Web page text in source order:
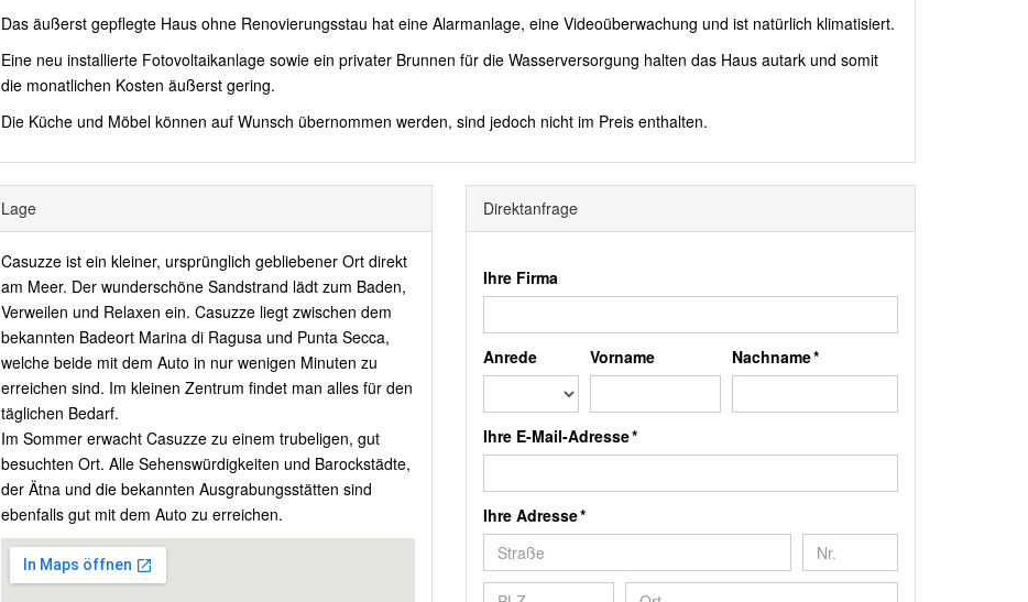
Das äußerst gepflegte Haus ohne Renovierungsstau hat eine Alarmanlage, eine Videoüberwachung und ist natürlich klimatisiert.
Eine neu installierte Fotovoltaikanlage sowie ein privater Brunnen für die Wasserversorgung halten das Haus autark und somit
die monatlichen Kosten äußerst gering.
Die Küche und Möbel können auf Wunsch übernommen werden, sind jedoch nicht im Preis enthalten.
Lage
Casuzze ist ein kleiner, ursprünglich gebliebener Ort direkt
am Meer. Der wunderschöne Sandstrand lädt zum Baden,
Verweilen und Relaxen ein. Casuzze liegt zwischen dem
bekannten Badeort Marina di Ragusa und Punta Secca,
welche beide mit dem Auto in nur wenigen Minuten zu
erreichen sind. Im kleinen Zentrum findet man alles für den
täglichen Bedarf.
Im Sommer erwacht Casuzze zu einem trubeligen, gut
besuchten Ort. Alle Sehenswürdigkeiten und Barockstädte,
der Ätna und die bekannten Ausgrabungsstätten sind
ebenfalls gut mit dem Auto zu erreichen.
Direktanfrage
Ihre Firma
Anrede Vorname Nachname *
Ihre E-Mail-Adresse *
Ihre Adresse *